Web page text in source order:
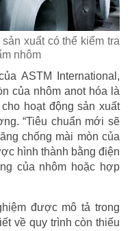
xuất có thể kiểm tra
nhôm
ASTM International,
của nhôm anot hóa là
hoạt động sản xuất
“Tiêu chuẩn mới sẽ
chống mài mòn của
hình thành bằng điện
của nhôm hoặc hợp
được mô tả trong
về quy trình còn thiếu